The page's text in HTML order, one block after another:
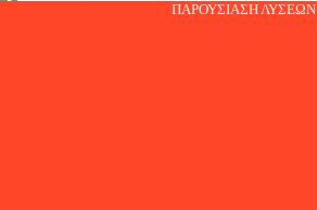
ΠΑΡΟΥΣΙΑΣΗ ΛΥΣΕΩΝ